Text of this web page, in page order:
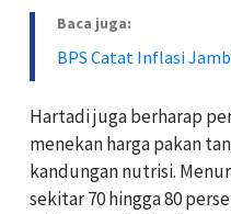
Baca juga:
BPS Catat Inflasi
Hartadi juga berharap
menekan harga pakan
kandungan nutrisi.
sekitar 70 hingga 80